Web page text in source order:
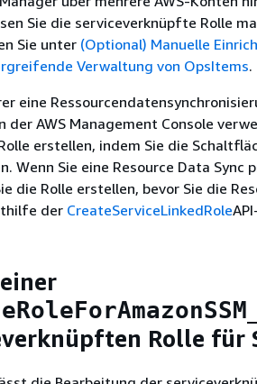
Sie die serviceverknüpfte Rolle
Sie unter (Optional) Manuelle
Verwaltung von OpsItems.
eine
der AWS Management Console
erstellen, indem Sie die
Wenn Sie eine Resource Data
die Rolle erstellen, bevor Sie die
der CreateServiceLinkedRole
Rolle für